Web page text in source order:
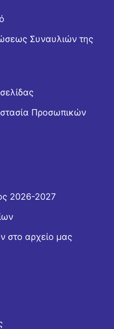
Συναυλιών της
Προσωπικών
2026-2027
στο αρχείο μας